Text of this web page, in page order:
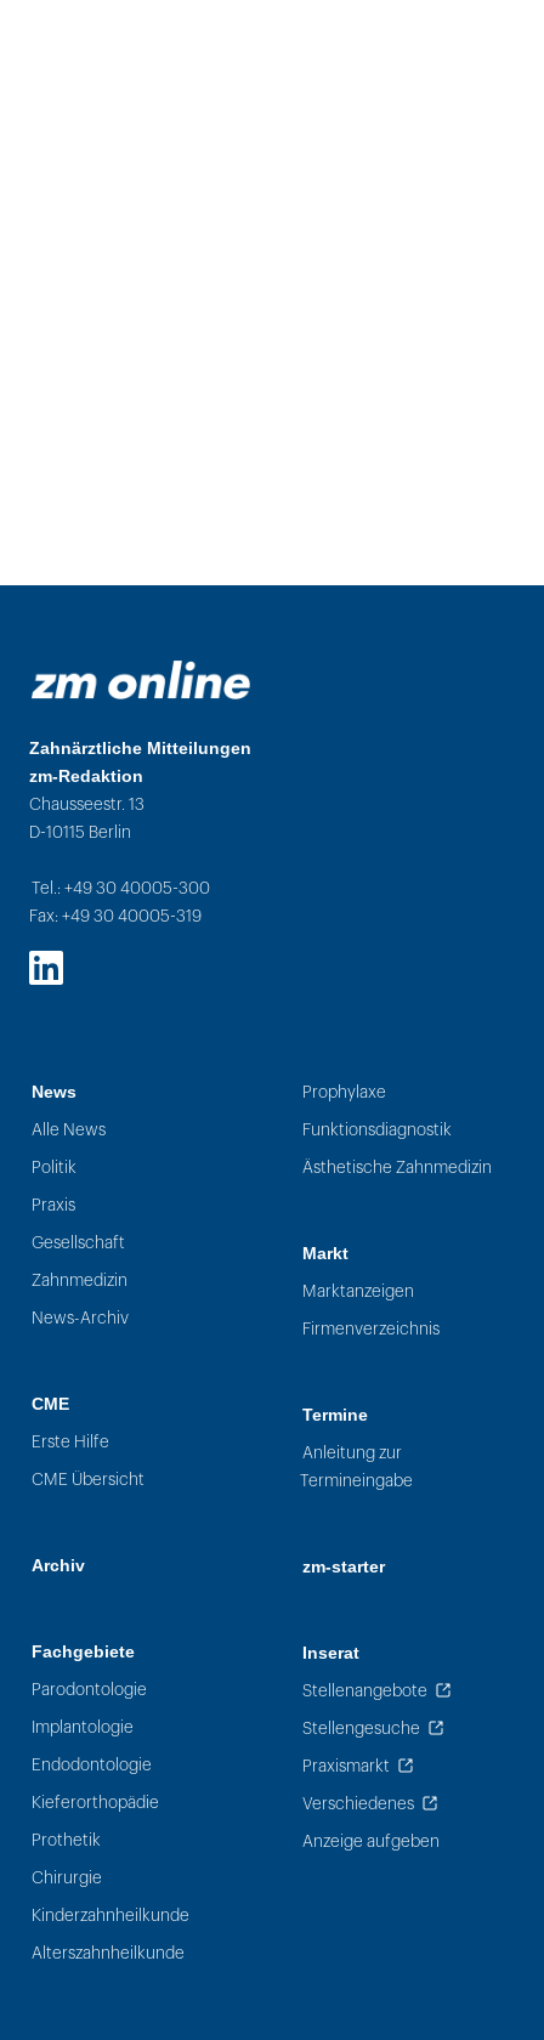
Zahnärztliche Mitteilungen
zm-Redaktion
Chausseestr. 13
D-10115 Berlin
Tel.: +49 30 40005-300
Fax: +49 30 40005-319
LinkedIn
News
Alle News
Politik
Praxis
Gesellschaft
Zahnmedizin
News-Archiv
CME
Erste Hilfe
CME Übersicht
Archiv
Fachgebiete
Parodontologie
Implantologie
Endodontologie
Kieferorthopädie
Prothetik
Chirurgie
Kinderzahnheilkunde
Alterszahnheilkunde
Prophylaxe
Funktionsdiagnostik
Ästhetische Zahnmedizin
Markt
Marktanzeigen
Firmenverzeichnis
Termine
Anleitung zur
Termineingabe
zm-starter
Inserat
Stellenangebote
Stellengesuche
Praxismarkt
Verschiedenes
Anzeige aufgeben